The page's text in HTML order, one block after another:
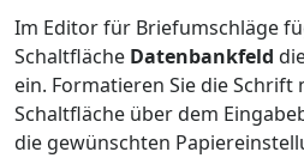
Im Editor für Briefumschläge
Schaltfläche Datenbankfeld
ein. Formatieren Sie die
Schaltfläche über dem
die gewünschten